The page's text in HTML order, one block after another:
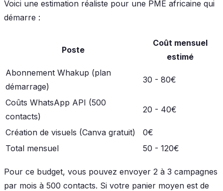
Voici une estimation réaliste pour une PME africaine qui
démarre :
Poste
Coût mensuel
estimé
Abonnement Whakup (plan
démarrage)
30 - 80€
Coûts WhatsApp API (500
contacts)
20 - 40€
Création de visuels (Canva gratuit)
0€
Total mensuel
50 - 120€
Pour ce budget, vous pouvez envoyer 2 à 3 campagnes
par mois à 500 contacts. Si votre panier moyen est de